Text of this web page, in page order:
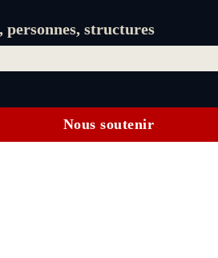
personnes, structures
Nous soutenir